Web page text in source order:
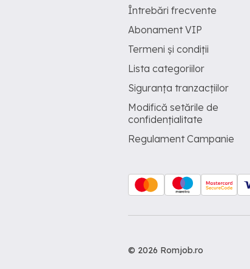
Întrebări frecvente
Abonament VIP
Termeni și condiții
Lista categoriilor
Siguranța tranzacțiilor
Modifică setările de
confidențialitate
Regulament Campanie
© 2026 Romjob.ro